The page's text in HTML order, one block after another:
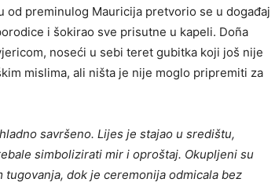
preminulog Mauricija pretvorio se u događaj
i šokirao sve prisutne u kapeli. Doña
noseći u sebi teret gubitka koji još nije
mislima, ali ništa je nije moglo pripremiti za
savršeno. Lijes je stajao u središtu,
simbolizirati mir i oproštaj. Okupljeni su
dok je ceremonija odmicala bez